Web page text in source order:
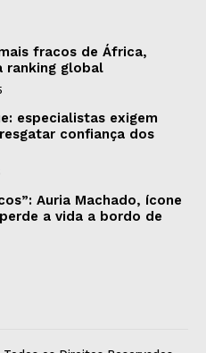
fracos de África,
ranking global
especialistas exigem
confiança dos
Auria Machado, ícone
a vida a bordo de